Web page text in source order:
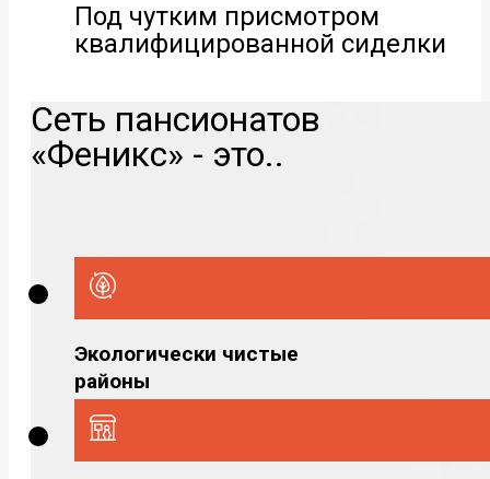
Под чутким присмотром
квалифицированной сиделки
Сеть пансионатов
«Феникс» - это..
Экологически чистые
районы